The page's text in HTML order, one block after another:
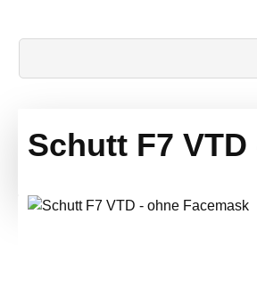
Schutt F7
Bildergalerie überspringen